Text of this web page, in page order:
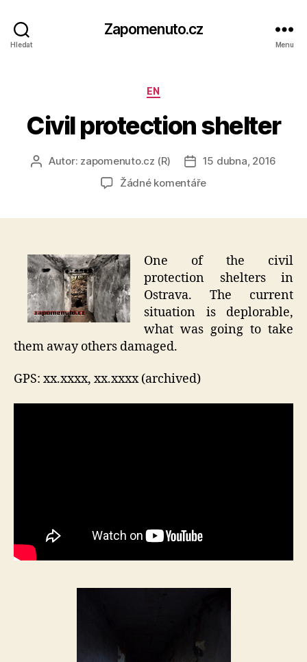
Hledat
Zapomenuto.cz
Menu
Rubriky
EN
Civil protection shelter
AutorAutor: zapomenuto.cz (R)
Datum
příspěvku
15 dubna, 2016
Žádné komentářeu
protection
shelter
One of the civil
protection shelters in
Ostrava. The current
situation is deplorable,
what was going to take
them away others damaged.
GPS: xx.xxxx, xx.xxxx (archived)